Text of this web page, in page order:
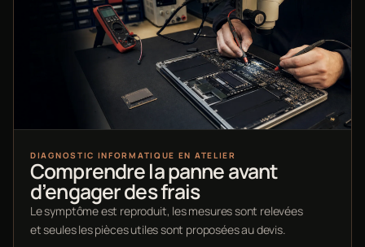
DIAGNOSTIC INFORMATIQUE EN ATELIER
Comprendre la panne avant
d’engager des frais
Le symptôme est reproduit, les mesures sont relevées
et seules les pièces utiles sont proposées au devis.